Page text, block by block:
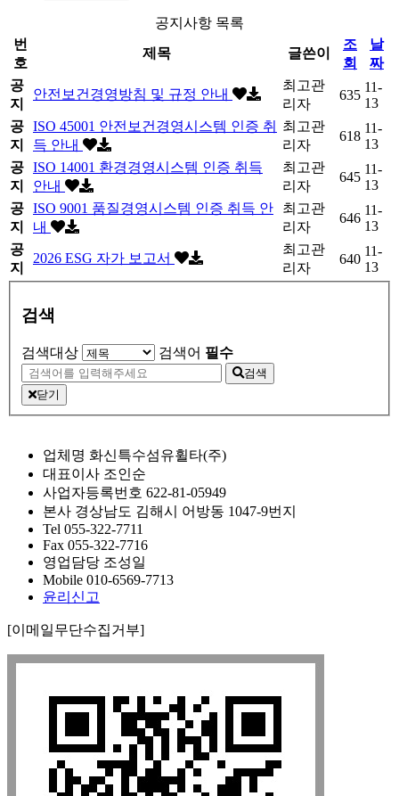
공지사항 목록
번
호
제목 글쓴이
조
회
날
짜
공
지
안전보건경영방침 및 규정 안내
최고관
리자
635
11-
13
공
지
ISO 45001 안전보건경영시스템 인증 취
득 안내
최고관
리자
618
11-
13
공
지
ISO 14001 환경경영시스템 인증 취득
안내
최고관
리자
645
11-
13
공
지
ISO 9001 품질경영시스템 인증 취득 안
내
최고관
리자
646
11-
13
공
지
2026 ESG 자가 보고서
최고관
리자
640
11-
13
검색
검색대상 검색어 필수
검색
닫기
업체명 화신특수섬유휠타(주)
대표이사 조인순
사업자등록번호 622-81-05949
본사 경상남도 김해시 어방동 1047-9번지
Tel 055-322-7711
Fax 055-322-7716
영업담당 조성일
Mobile 010-6569-7713
윤리신고
[이메일무단수집거부]